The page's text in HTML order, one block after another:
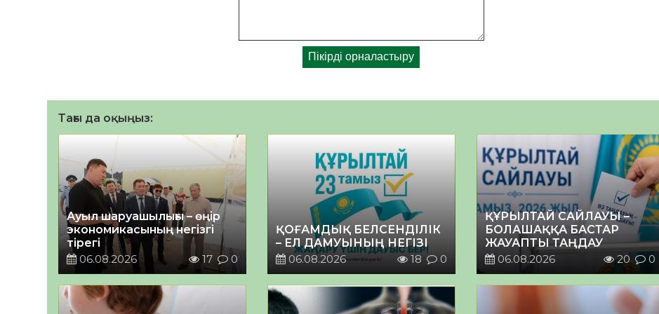
Тағы да оқыңыз:
Ауыл шаруашылығы – өңір
экономикасының негізгі
тірегі
06.08.2026
17 0
ҚОҒАМДЫҚ БЕЛСЕНДІЛІК
– ЕЛ ДАМУЫНЫҢ НЕГІЗІ
06.08.2026
18 0
ҚҰРЫЛТАЙ САЙЛАУЫ –
БОЛАШАҚҚА БАСТАР
ЖАУАПТЫ ТАҢДАУ
06.08.2026
20 0